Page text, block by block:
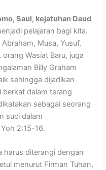
Saul, kejatuhan Daud
pelajaran bagi kita.
Abraham, Musa, Yusuf,
Wasiat Baru, juga
Billy Graham
sehingga dijadikan
berkat dalam terang
sebagai seorang
suci dalam
2:15-16.
harus diterangi dengan
menurut Firman Tuhan,